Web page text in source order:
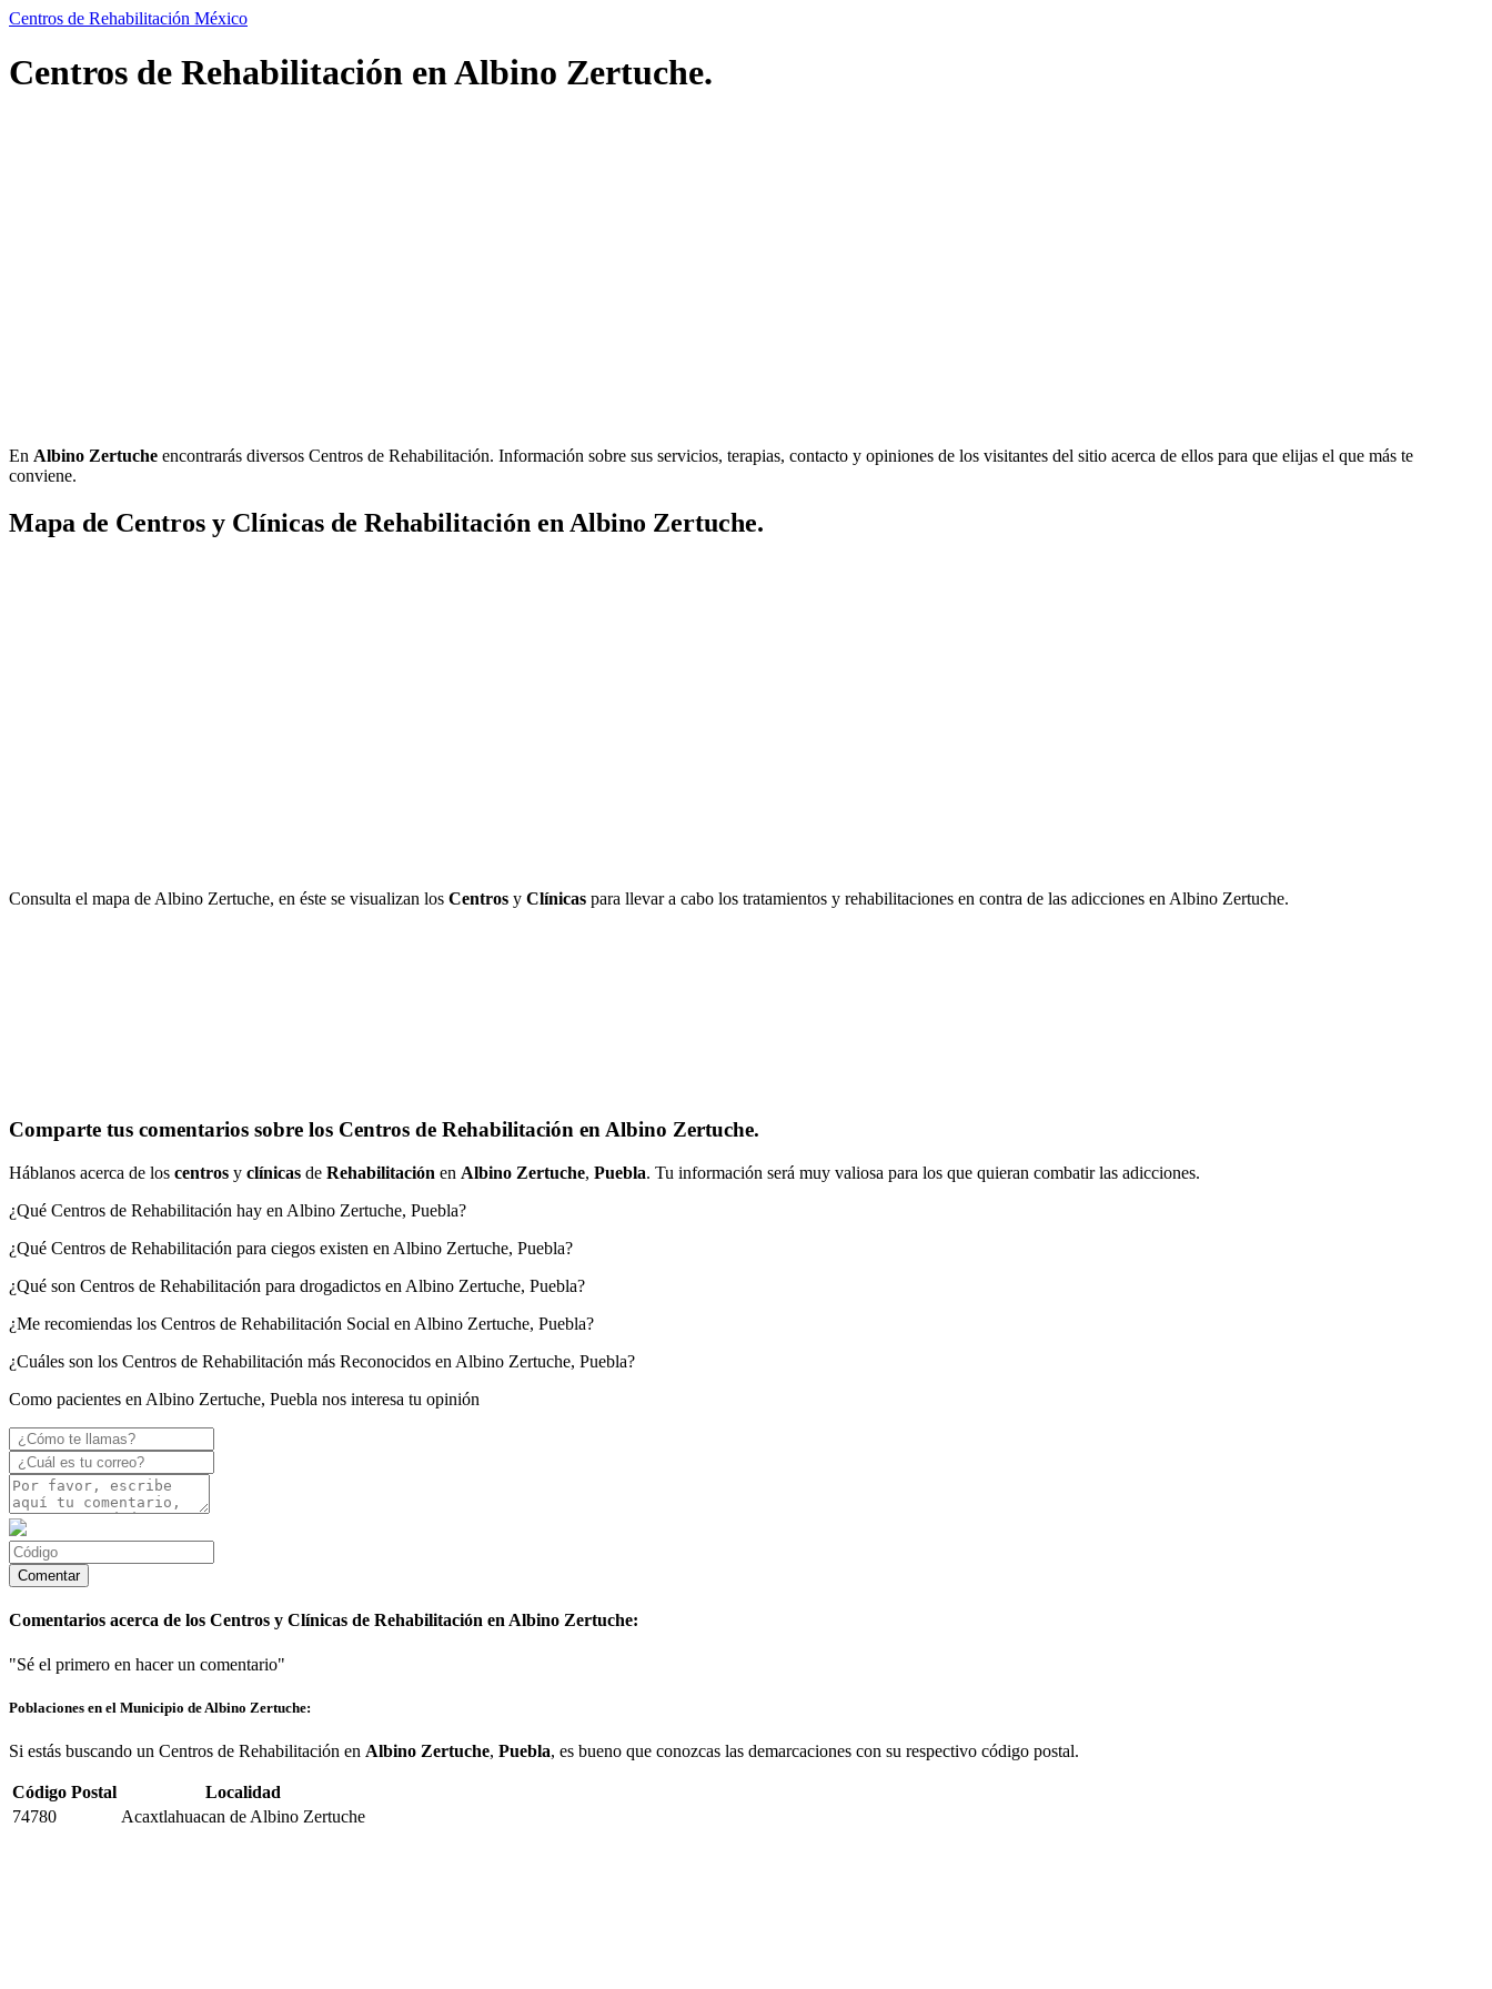
Centros de Rehabilitación México
Centros de Rehabilitación en Albino Zertuche.
En Albino Zertuche encontrarás diversos Centros de Rehabilitación. Información sobre sus servicios, terapias, contacto y opiniones de los visitantes del sitio acerca de ellos para que elijas el que más te
conviene.
Mapa de Centros y Clínicas de Rehabilitación en Albino Zertuche.
Consulta el mapa de Albino Zertuche, en éste se visualizan los Centros y Clínicas para llevar a cabo los tratamientos y rehabilitaciones en contra de las adicciones en Albino Zertuche.
Comparte tus comentarios sobre los Centros de Rehabilitación en Albino Zertuche.
Háblanos acerca de los centros y clínicas de Rehabilitación en Albino Zertuche, Puebla. Tu información será muy valiosa para los que quieran combatir las adicciones.
¿Qué Centros de Rehabilitación hay en Albino Zertuche, Puebla?
¿Qué Centros de Rehabilitación para ciegos existen en Albino Zertuche, Puebla?
¿Qué son Centros de Rehabilitación para drogadictos en Albino Zertuche, Puebla?
¿Me recomiendas los Centros de Rehabilitación Social en Albino Zertuche, Puebla?
¿Cuáles son los Centros de Rehabilitación más Reconocidos en Albino Zertuche, Puebla?
Como pacientes en Albino Zertuche, Puebla nos interesa tu opinión
Comentarios acerca de los Centros y Clínicas de Rehabilitación en Albino Zertuche:
"Sé el primero en hacer un comentario"
Poblaciones en el Municipio de Albino Zertuche:
Si estás buscando un Centros de Rehabilitación en Albino Zertuche, Puebla, es bueno que conozcas las demarcaciones con su respectivo código postal.
Código Postal
Localidad
74780
Acaxtlahuacan de Albino Zertuche